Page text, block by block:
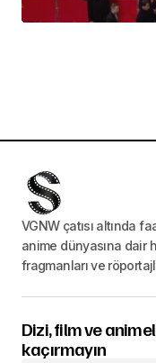
VGNW çatısı altında
anime dünyasına dair
fragmanları ve
Dizi, film ve
kaçırmayın